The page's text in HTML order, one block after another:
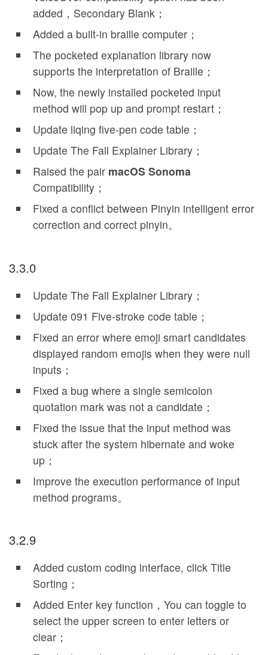
added，Secondary Blank；
Added a built-in braille computer；
The pocketed explanation library now
supports the interpretation of Braille；
Now, the newly installed pocketed input
method will pop up and prompt restart；
Update liqing five-pen code table；
Update The Fall Explainer Library；
Raised the pair macOS Sonoma
Compatibility；
Fixed a conflict between Pinyin intelligent error
correction and correct pinyin。
3.3.0
Update The Fall Explainer Library；
Update 091 Five-stroke code table；
Fixed an error where emoji smart candidates
displayed random emojis when they were null
inputs；
Fixed a bug where a single semicolon
quotation mark was not a candidate；
Fixed the issue that the input method was
stuck after the system hibernate and woke
up；
Improve the execution performance of input
method programs。
3.2.9
Added custom coding interface, click Title
Sorting；
Added Enter key function，You can toggle to
select the upper screen to enter letters or
clear；